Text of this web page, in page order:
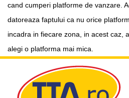
cand cumperi platforme de vanzare.
datoreaza faptului ca nu orice
incadra in fiecare zona, in acest caz,
alegi o platforma mai mica.